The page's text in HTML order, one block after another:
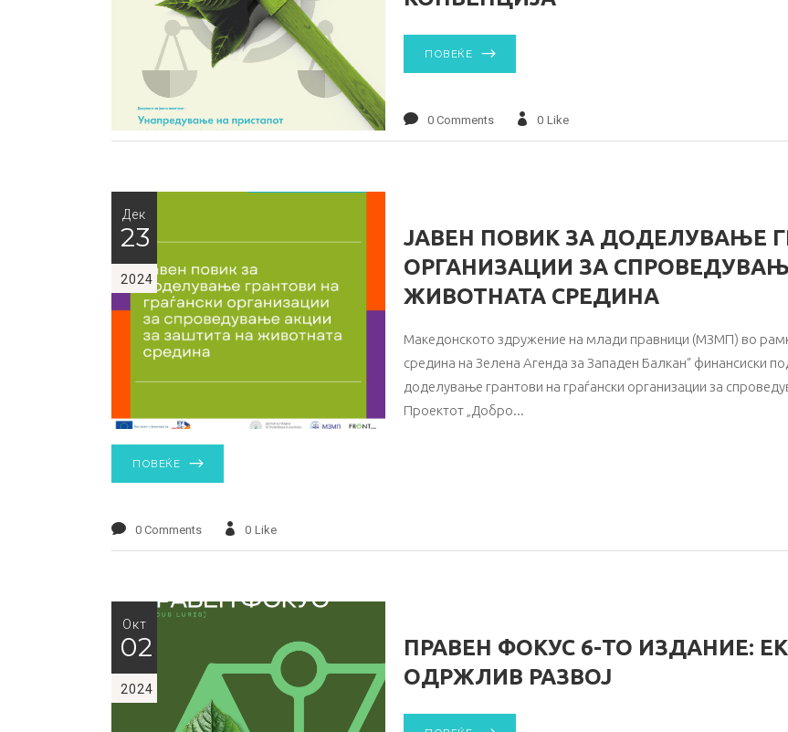
ПОВЕЌЕ
0 Comments 0 Like
Дек
23
2024
ЈАВЕН ПОВИК ЗА ДОДЕЛУВАЊЕ
ОРГАНИЗАЦИИ ЗА
ЖИВОТНАТА СРЕДИНА
Македонското здружение на млади правници (МЗМП) во
средина на Зелена Агенда за Западен Балкан“ финансиски
доделување грантови на граѓански организации за
Проектот „Добро
ПОВЕЌЕ
0 Comments 0 Like
Окт
02
2024
ПРАВЕН ФОКУС 6-ТО ИЗДАНИЕ:
ОДРЖЛИВ РАЗВОЈ